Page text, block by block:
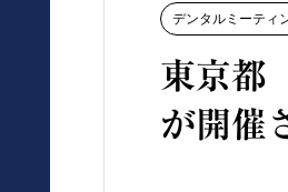
デンタルミーティ
東京都
が開催